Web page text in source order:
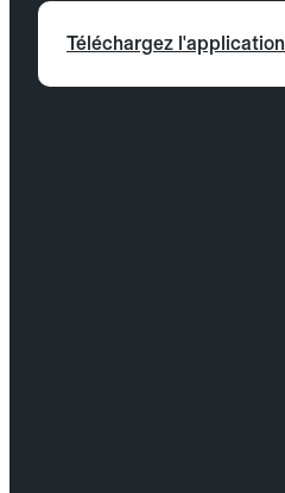
Téléchargez l'application